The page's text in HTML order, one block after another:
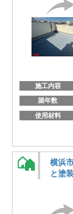
施工内容
築年数
使用材料
横浜
と塗